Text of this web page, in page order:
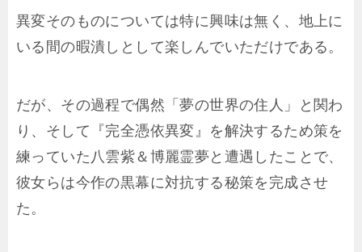
異変そのものについては特に興味は無く、地上に
いる間の暇潰しとして楽しんでいただけである。
だが、その過程で偶然「夢の世界の住人」と関わ
り、そして『完全憑依異変』を解決するため策を
練っていた八雲紫＆博麗霊夢と遭遇したことで、
彼女らは今作の黒幕に対抗する秘策を完成させ
た。